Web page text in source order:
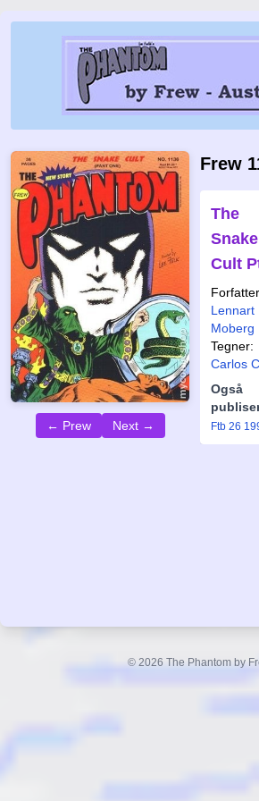
← Prew Next →
Frew
The
Snake
Cult
Lennart
Moberg
Tegner:
Carlos
Også
Ftb 26
© 2026 The Phantom by